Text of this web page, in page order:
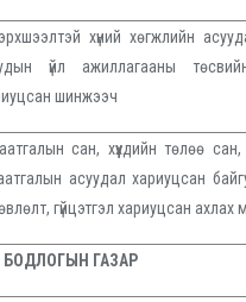
хүний хөгжлийн
үйл ажиллагааны
шинжээч
сан, хүүхдийн төлөө сан,
асуудал хариуцсан
гүйцэтгэл хариуцсан ахлах
ГАЗАР